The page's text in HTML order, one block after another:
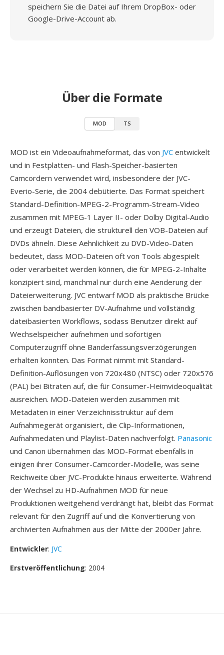
speichern Sie die Datei auf Ihrem DropBox- oder
Google-Drive-Account ab.
Über die Formate
MOD TS
MOD ist ein Videoaufnahmeformat, das von JVC entwickelt
und in Festplatten- und Flash-Speicher-basierten
Camcordern verwendet wird, insbesondere der JVC-
Everio-Serie, die 2004 debütierte. Das Format speichert
Standard-Definition-MPEG-2-Programm-Stream-Video
zusammen mit MPEG-1 Layer II- oder Dolby Digital-Audio
und erzeugt Dateien, die strukturell den VOB-Dateien auf
DVDs ähneln. Diese Aehnlichkeit zu DVD-Video-Daten
bedeutet, dass MOD-Dateien oft von Tools abgespielt
oder verarbeitet werden können, die für MPEG-2-Inhalte
konzipiert sind, manchmal nur durch eine Aenderung der
Dateierweiterung. JVC entwarf MOD als praktische Brücke
zwischen bandbasierter DV-Aufnahme und vollständig
dateibasierten Workflows, sodass Benutzer direkt auf
Wechselspeicher aufnehmen und sofortigen
Computerzugriff ohne Banderfassungsverzögerungen
erhalten konnten. Das Format nimmt mit Standard-
Definition-Auflösungen von 720x480 (NTSC) oder 720x576
(PAL) bei Bitraten auf, die für Consumer-Heimvideoqualität
ausreichen. MOD-Dateien werden zusammen mit
Metadaten in einer Verzeichnisstruktur auf dem
Aufnahmegerät organisiert, die Clip-Informationen,
Aufnahmedaten und Playlist-Daten nachverfolgt. Panasonic
und Canon übernahmen das MOD-Format ebenfalls in
einigen ihrer Consumer-Camcorder-Modelle, was seine
Reichweite über JVC-Produkte hinaus erweiterte. Während
der Wechsel zu HD-Aufnahmen MOD für neue
Produktionen weitgehend verdrängt hat, bleibt das Format
relevant für den Zugriff auf und die Konvertierung von
archivierten Aufnahmen aus der Mitte der 2000er Jahre.
Entwickler: JVC
Erstveröffentlichung: 2004